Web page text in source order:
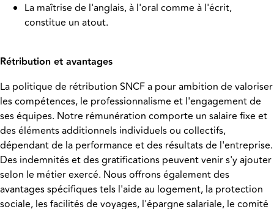
La maîtrise de l'anglais, à l'oral comme à l'écrit,
constitue un atout.
Rétribution et avantages
La politique de rétribution SNCF a pour ambition de valoriser
les compétences, le professionnalisme et l'engagement de
ses équipes. Notre rémunération comporte un salaire fixe et
des éléments additionnels individuels ou collectifs,
dépendant de la performance et des résultats de l'entreprise.
Des indemnités et des gratifications peuvent venir s'y ajouter
selon le métier exercé. Nous offrons également des
avantages spécifiques tels l'aide au logement, la protection
sociale, les facilités de voyages, l'épargne salariale, le comité